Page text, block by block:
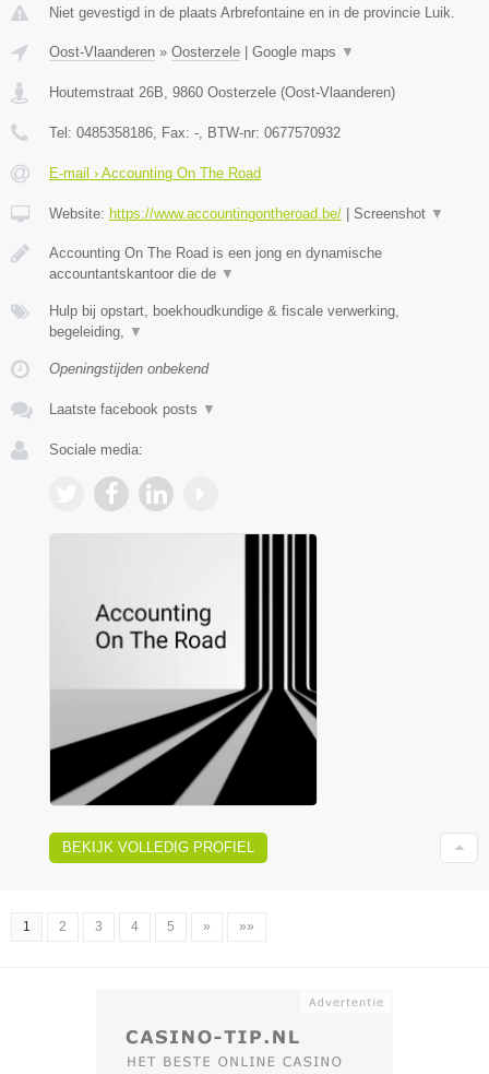
Niet gevestigd in de plaats Arbrefontaine en in de provincie Luik.
Oost-Vlaanderen » Oosterzele Google maps ▼
Houtemstraat 26B 9860 Oosterzele (Oost-Vlaanderen)
Tel: 0485358186 , Fax: - , BTW-nr: 0677570932
E-mail › Accounting On The Road
Website: https://www.accountingontheroad.be/ Screenshot ▼
Accounting On The Road is een jong en dynamische
accountantskantoor die de ▼
Hulp bij opstart, boekhoudkundige & fiscale verwerking,
begeleiding,
▼
Openingstijden onbekend
Laatste facebook posts ▼
Sociale media:
BEKIJK VOLLEDIG PROFIEL
1 2 3 4 5 » »»